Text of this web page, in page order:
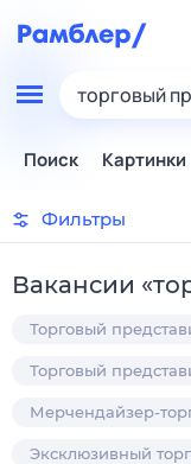
торговый
Поиск Картинки
Фильтры
Вакансии «
Торговый
Торговый
Мерчендайзер-
Эксклюзивный